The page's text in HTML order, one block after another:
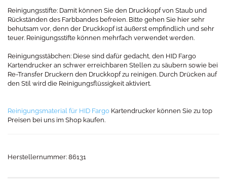
Reinigungsstifte: Damit können Sie den Druckkopf von Staub und
Rückständen des Farbbandes befreien. Bitte gehen Sie hier sehr
behutsam vor, denn der Druckkopf ist äußerst empfindlich und sehr
teuer. Reinigungsstifte können mehrfach verwendet werden.
Reinigungsstäbchen: Diese sind dafür gedacht, den HID Fargo
Kartendrucker an schwer erreichbaren Stellen zu säubern sowie bei
Re-Transfer Druckern den Druckkopf zu reinigen. Durch Drücken auf
den Stil wird die Reinigungsflüssigkeit aktiviert.
Reinigungsmaterial für HID Fargo Kartendrucker können Sie zu top
Preisen bei uns im Shop kaufen.
Herstellernummer: 86131